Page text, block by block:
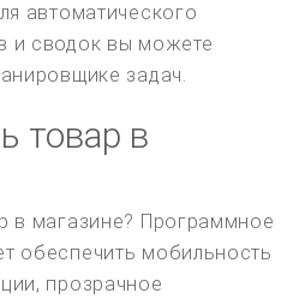
автоматического
и сводок вы можете
задач.
товар в
в магазине? Программное
обеспечить мобильность
прозрачное